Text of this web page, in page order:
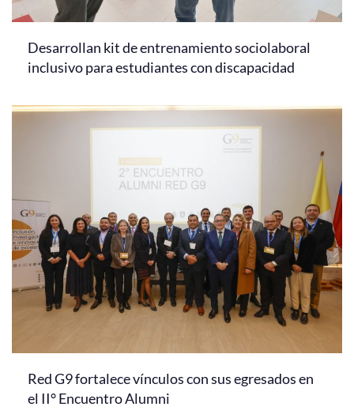
Desarrollan kit de entrenamiento sociolaboral
inclusivo para estudiantes con discapacidad
Red G9 fortalece vínculos con sus egresados en
el II° Encuentro Alumni